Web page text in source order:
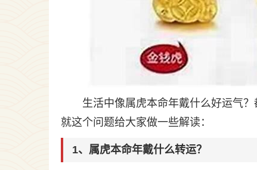
生活中像属虎本命年戴什么好运气
就这个问题给大家做一些解读：
1、属虎本命年戴什么转运？